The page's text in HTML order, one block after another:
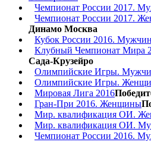
Чемпионат России 2017.
Чемпионат России 2017.
Динамо Москва
Кубок России 2016.
Клубный Чемпионат Мира
Сада-Крузейро
Олимпийские Игры.
Олимпийские Игры.
Мировая Лига 2016
Гран-При 2016. Женщины
Мир. квалификация ОИ.
Мир. квалификация ОИ.
Чемпионат России 2016.